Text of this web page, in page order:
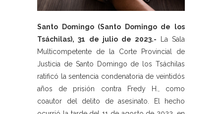
Santo Domingo (Santo Domingo de los
Tsáchilas), 31 de julio de 2023.-
La Sala
Multicompetente de la Corte Provincial de
Justicia de Santo Domingo de los Tsáchilas
ratificó la sentencia condenatoria de veintidós
años de prisión contra Fredy H., como
coautor del delito de asesinato. El hecho